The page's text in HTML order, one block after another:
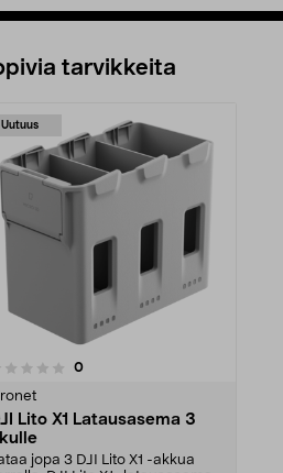
tarvikkeita
Uutuus
0arvostelut
Lito X1 Latausasema 3
jopa 3 DJI Lito X1 -akkua